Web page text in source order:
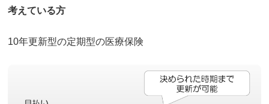
考えている方
10年更新型の定期型の医療保険